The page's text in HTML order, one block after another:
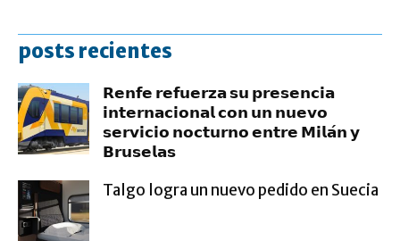
posts recientes
𝗥𝗲𝗻𝗳𝗲 𝗿𝗲𝗳𝘂𝗲𝗿𝘇𝗮 𝘀𝘂 𝗽𝗿𝗲𝘀𝗲𝗻𝗰𝗶𝗮
𝗶𝗻𝘁𝗲𝗿𝗻𝗮𝗰𝗶𝗼𝗻𝗮𝗹 𝗰𝗼𝗻 𝘂𝗻 𝗻𝘂𝗲𝘃𝗼
𝘀𝗲𝗿𝘃𝗶𝗰𝗶𝗼 𝗻𝗼𝗰𝘁𝘂𝗿𝗻𝗼 𝗲𝗻𝘁𝗿𝗲 𝗠𝗶𝗹𝗮́𝗻 𝘆
𝗕𝗿𝘂𝘀𝗲𝗹𝗮𝘀
Talgo logra un nuevo pedido en Suecia